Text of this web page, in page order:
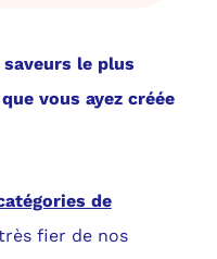
le plus
vous ayez créée
de
fier de nos